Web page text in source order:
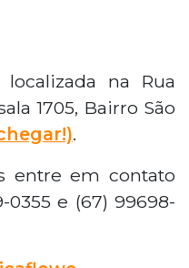
localizada na Rua
1705, Bairro São
.
entre em contato
e (67) 99698-